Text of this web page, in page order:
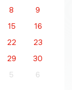
8
9
15
16
22
23
29
30
5 6